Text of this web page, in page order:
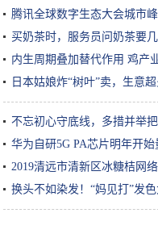
腾讯全球数字生态大会城市
作
买奶茶时，服务员问奶茶要
内生周期叠加替代作用 鸡产
日本姑娘炸“树叶”卖，生意
不忘初心守底线，多措并举
华为自研5G PA芯片明年开
2019清远市清新区冰糖桔网
换头不如染发！“妈见打”发